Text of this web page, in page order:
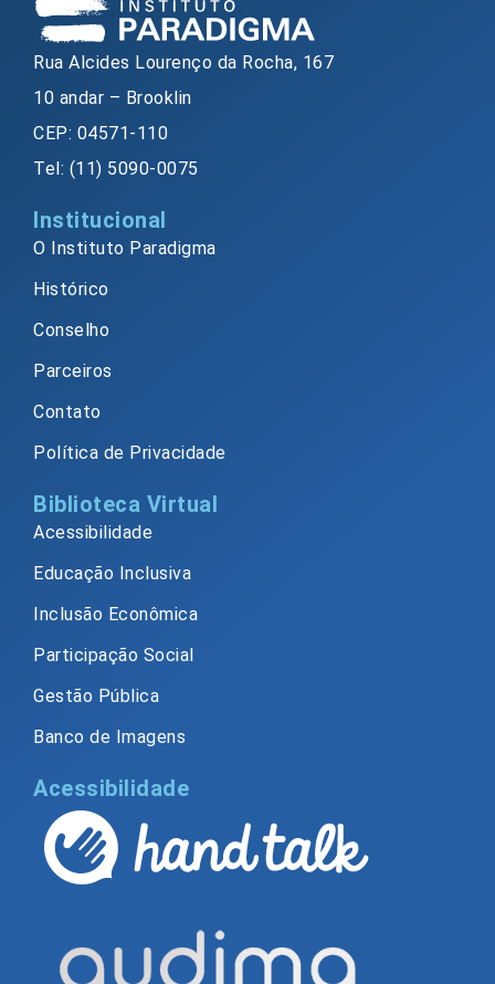
Rua Alcides Lourenço da Rocha, 167
10 andar – Brooklin
CEP: 04571-110
Tel: (11) 5090-0075
Institucional
O Instituto Paradigma
Histórico
Conselho
Parceiros
Contato
Política de Privacidade
Biblioteca Virtual
Acessibilidade
Educação Inclusiva
Inclusão Econômica
Participação Social
Gestão Pública
Banco de Imagens
Acessibilidade